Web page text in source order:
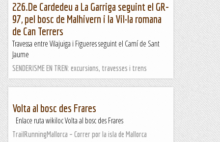
226.De Cardedeu a La Garriga seguint el GR-
97, pel bosc de Malhivern i la Vil·la romana
de Can Terrers
Travessa entre Vilajuïga i Figueres seguint el Camí de Sant
Jaume
SENDERISME EN TREN: excursions, travesses i trens
Volta al bosc des Frares
Enlace ruta wikiloc Volta al bosc des Frares
TrailRunningMallorca – Correr por la isla de Mallorca